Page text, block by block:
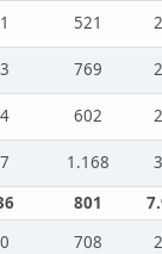
1 521
3 769
4 602
7 1.168
801
0 708